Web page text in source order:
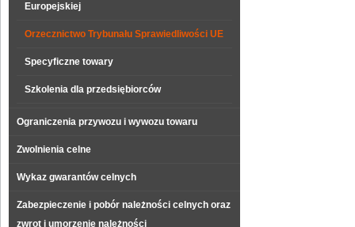
Europejskiej
Orzecznictwo Trybunału Sprawiedliwości UE
Specyficzne towary
Szkolenia dla przedsiębiorców
Ograniczenia przywozu i wywozu towaru
Zwolnienia celne
Wykaz gwarantów celnych
Zabezpieczenie i pobór należności celnych oraz
zwrot i umorzenie należności